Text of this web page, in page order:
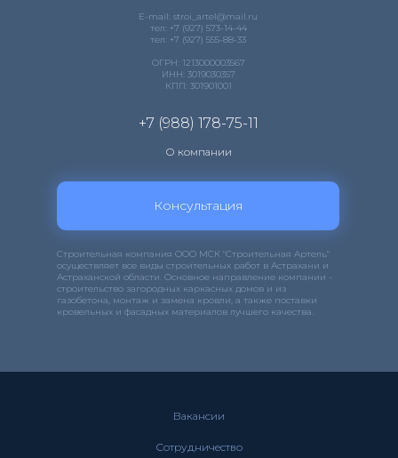
Строительная компания ООО МСК "Строительная Артель"
осуществляет все виды строительных работ в Астрахани и
Астраханской области. Основное направление компании -
строительство загородных каркасных домов и из
газобетона, монтаж и замена кровли, а также поставки
кровельных и фасадных материалов лучшего качества.
Консультация
E-mail: stroi_artel@mail.ru
тел: +7 (927) 573-14-44
тел: +7 (927) 555-88-33
ОГРН: 1213000003567
ИНН: 3019030357
КПП: 301901001
+7 (988) 178-75-11
О компании
Вакансии
Сотрудничество